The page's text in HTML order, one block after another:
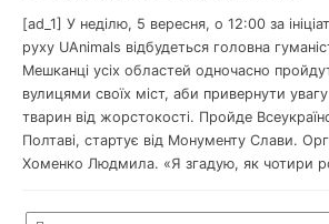
[ad_1] У неділю, 5 вересня, о 12:00 за
руху UAnimals відбудеться головна
Мешканці усіх областей одночасно
вулицями своїх міст, аби привернути
тварин від жорстокості. Пройде
Полтаві, стартує від Монументу Слави.
Хоменко Людмила. «Я згадую, як чотири
Найти: